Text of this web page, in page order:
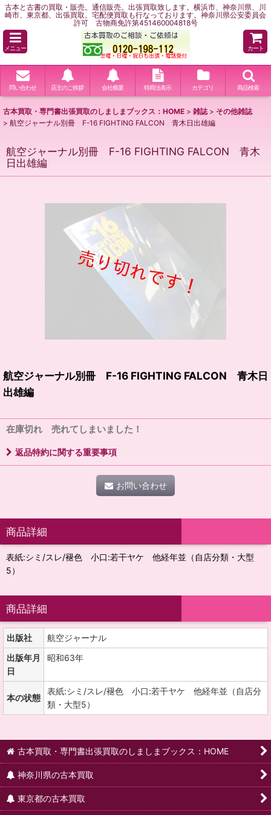
古本と古書の買取・販売。通信販売。出張買取致します。横浜市、神奈川県、川
崎市、東京都、出張買取。宅配便買取も行なっております。神奈川県公安委員会
許可 古物商免許第451460004818号
メニュー カート
問い合わせ 店主のご挨拶 会社概要 特商法表示 カテゴリ 商品検索
古本買取・専門書出張買取のしましまブックス：HOME > 雑誌 > その他雑誌
> 航空ジャーナル別冊 F-16 FIGHTING FALCON 青木日出雄編
航空ジャーナル別冊 F-16 FIGHTING FALCON 青木
日出雄編
航空ジャーナル別冊 F-16 FIGHTING FALCON 青木日
出雄編
在庫切れ 売れてしまいました！
返品特約に関する重要事項
お問い合わせ
商品詳細
表紙:シミ/スレ/褪色 小口:若干ヤケ 他経年並（自店分類・大型
5）
商品詳細
出版社
航空ジャーナル
出版年月
日
昭和63年
本の状態
表紙:シミ/スレ/褪色 小口:若干ヤケ 他経年並（自店分
類・大型5）
古本買取・専門書出張買取のしましまブックス：HOME
神奈川県の古本買取
東京都の古本買取